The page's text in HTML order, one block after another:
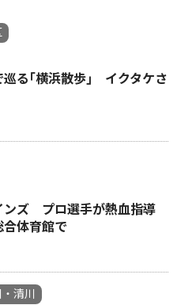
巡る｢横浜散歩｣ イクタケさ
ンズ プロ選手が熱血指導
合体育館で
清川